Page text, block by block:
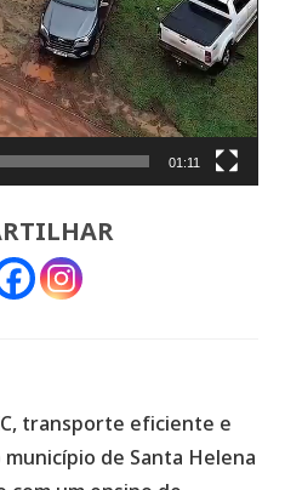
01:11
transporte eficiente e
de Santa Helena